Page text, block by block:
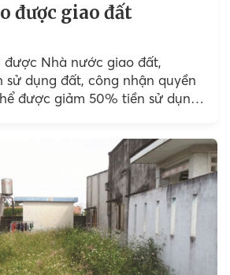
được giao đất
được Nhà nước giao đất,
sử dụng đất, công nhận quyền
được giảm 50% tiền sử dụng